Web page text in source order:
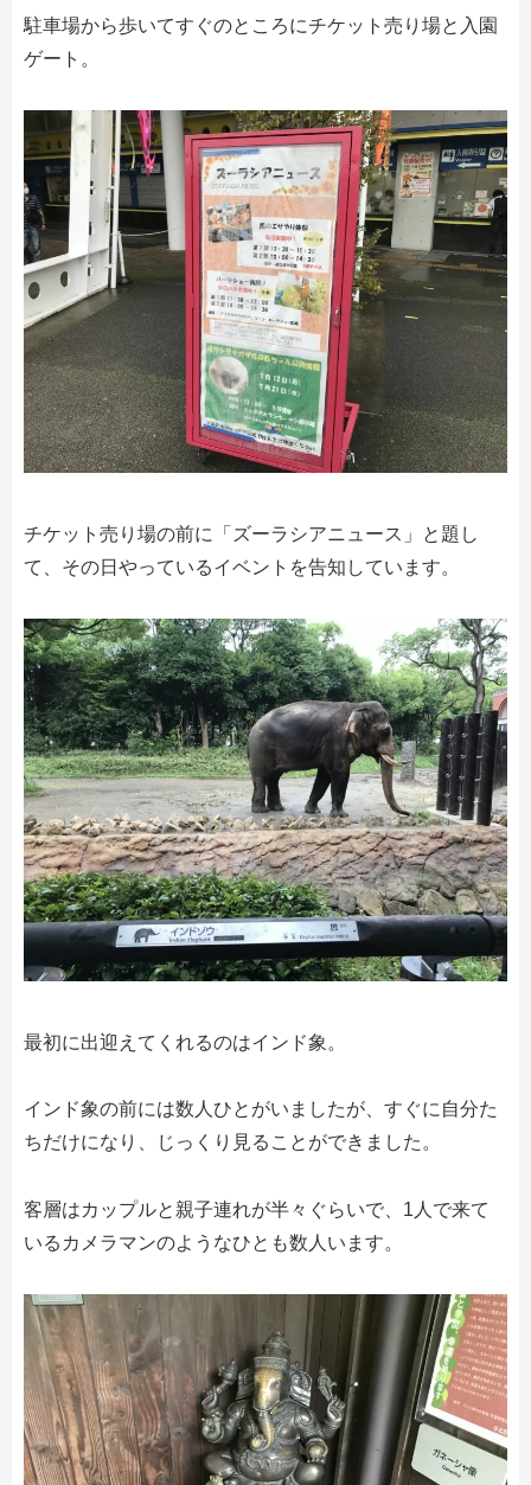
駐車場から歩いてすぐのところにチケット売り場と入園
ゲート。
チケット売り場の前に「ズーラシアニュース」と題し
て、その日やっているイベントを告知しています。
最初に出迎えてくれるのはインド象。
インド象の前には数人ひとがいましたが、すぐに自分た
ちだけになり、じっくり見ることができました。
客層はカップルと親子連れが半々ぐらいで、1人で来て
いるカメラマンのようなひとも数人います。